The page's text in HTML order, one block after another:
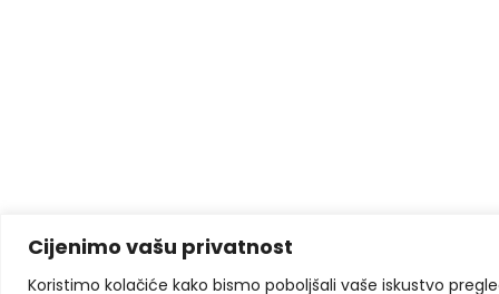
Cijenimo vašu privatnost
Koristimo kolačiće kako bismo poboljšali vaše iskustvo